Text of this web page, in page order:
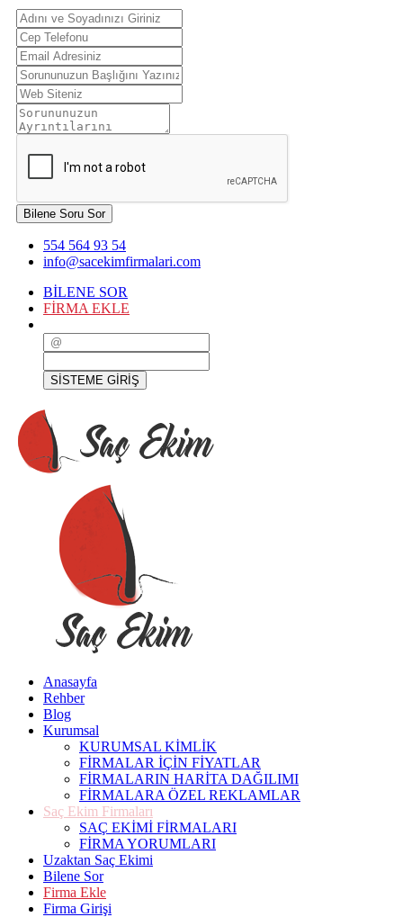
Bilene Soru Sor
554 564 93 54
info@sacekimfirmalari.com
BİLENE SOR
FİRMA EKLE
SİSTEME GİRİŞ
Anasayfa
Rehber
Blog
Kurumsal
KURUMSAL KİMLİK
FİRMALAR İÇİN FİYATLAR
FİRMALARIN HARİTA DAĞILIMI
FİRMALARA ÖZEL REKLAMLAR
Saç Ekim Firmaları
SAÇ EKİMİ FİRMALARI
FİRMA YORUMLARI
Uzaktan Saç Ekimi
Bilene Sor
Firma Ekle
Firma Girişi